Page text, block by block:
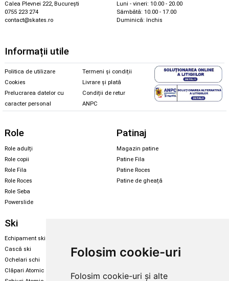
Folosim cookie-uri
Folosim cookie-uri și alte
Calea Plevnei 222, București
0755 223 274
contact@skates.ro
Luni - vineri: 10.00 - 20.00
Sâmbătă: 10.00 - 17.00
Duminică: închis
Informații utile
Politica de utilizare
Cookies
Prelucrarea datelor cu
caracter personal
Termeni și condiții
Livrare și plată
Condiții de retur
ANPC
Role
Role adulți
Role copii
Role Fila
Role Roces
Role Seba
Powerslide
Patinaj
Magazin patine
Patine Fila
Patine Roces
Patine de gheață
Ski
Echipament ski
Cască ski
Ochelari schi
Clăpari Atomic
Echipament snowboard